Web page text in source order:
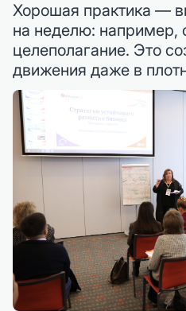
Хорошая практика —
на неделю: например,
целеполагание. Это
движения даже в